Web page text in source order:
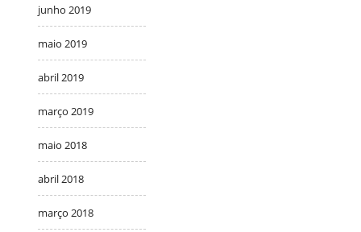
junho 2019
maio 2019
abril 2019
março 2019
maio 2018
abril 2018
março 2018